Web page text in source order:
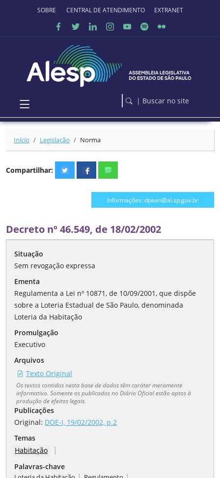
Ir para o conteúdo principal
SOBRE O PORTALCENTRAL DE ATENDIMENTO EXTRANET
| Buscar no site
Início Legislação Norma
Compartilhar:
Informações: dpaan@al.sp.gov.br
Decreto nº 46.549, de 18/02/2002
Situação
Sem revogação expressa
Ementa
Regulamenta a Lei nº 10871, de 10/09/2001, que dispõe
sobre a Loteria Estadual de São Paulo, denominada
Loteria da Habitação
Promulgação
Executivo
Arquivos
Texto Original
Os textos contidos nesta base de dados têm caráter meramente
informativo. Somente os publicados no Diário Oficial estão aptos à
produção de efeitos legais.
Publicações
Original: DOE-I, 19/02/2002, p.2
Temas
Habitação
|
Palavras-chave